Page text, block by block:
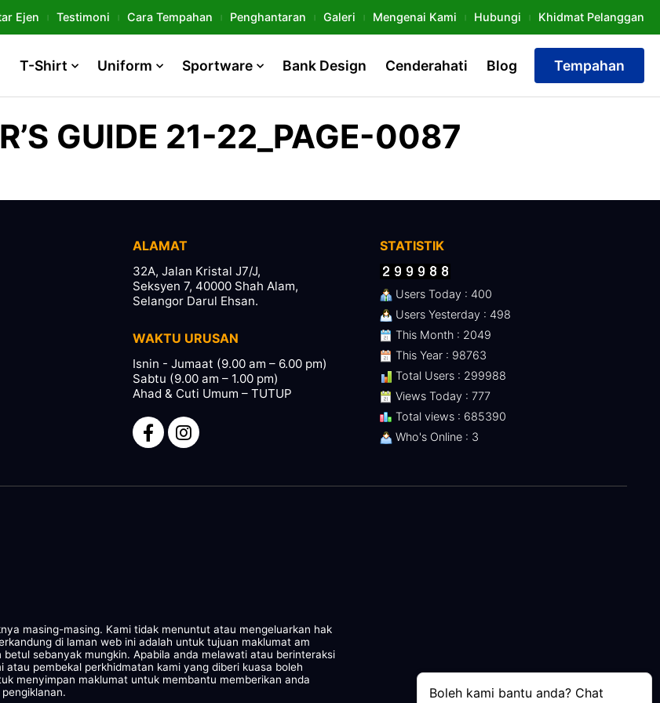
Ejen Testimoni Cara Tempahan Penghantaran Galeri Mengenai Kami Hubungi Khidmat Pelanggan
T-Shirt Uniform Sportware Bank Design Cenderahati Blog Tempahan
GUIDE 21-22_PAGE-0087
ALAMAT
32A, Jalan Kristal J7/J,
Seksyen 7, 40000 Shah Alam,
Selangor Darul Ehsan.
WAKTU URUSAN
Isnin - Jumaat (9.00 am – 6.00 pm)
Sabtu (9.00 am – 1.00 pm)
Ahad & Cuti Umum – TUTUP
STATISTIK
Users Today : 400
Users Yesterday : 498
This Month : 2049
This Year : 98763
Total Users : 299988
Views Today : 777
Total views : 685390
Who's Online : 3
masing-masing. Kami tidak menuntut atau mengeluarkan hak
di laman web ini adalah untuk tujuan maklumat am
sebanyak mungkin. Apabila anda melawati atau berinteraksi
pembekal perkhidmatan kami yang diberi kuasa boleh
menyimpan maklumat untuk membantu memberikan anda
Boleh kami bantu anda? Chat